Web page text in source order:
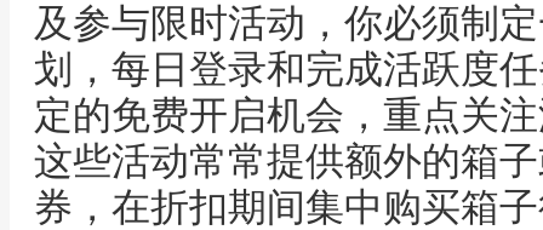
及参与限时活动，你必须制
划，每日登录和完成活跃度
定的免费开启机会，重点关
这些活动常常提供额外的箱
券，在折扣期间集中购买箱